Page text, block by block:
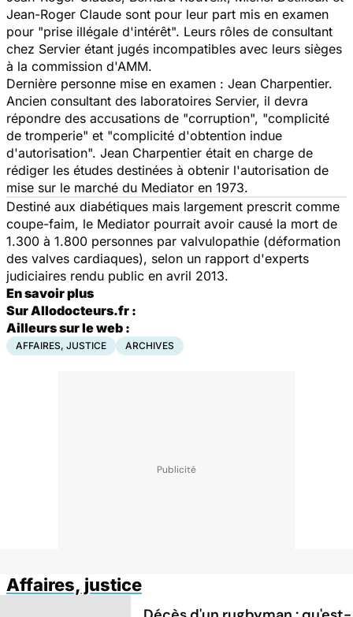
Jean-Roger Claude sont pour leur part mis en examen
pour "prise illégale d'intérêt". Leurs rôles de consultant
chez Servier étant jugés incompatibles avec leurs sièges
à la commission d'AMM.
Dernière personne mise en examen : Jean Charpentier.
Ancien consultant des laboratoires Servier, il devra
répondre des accusations de "corruption", "complicité
de tromperie" et "complicité d'obtention indue
d'autorisation". Jean Charpentier était en charge de
rédiger les études destinées à obtenir l'autorisation de
mise sur le marché du Mediator en 1973.
Destiné aux diabétiques mais largement prescrit comme
coupe-faim, le Mediator pourrait avoir causé la mort de
1.300 à 1.800 personnes par valvulopathie (déformation
des valves cardiaques), selon un rapport d'experts
judiciaires rendu public en avril 2013.
En savoir plus
Sur Allodocteurs.fr :
Ailleurs sur le web :
AFFAIRES, JUSTICE ARCHIVES
Affaires, justice